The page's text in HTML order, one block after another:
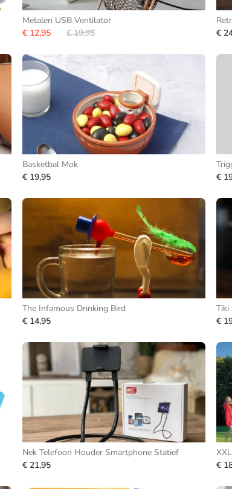
Metalen USB Ventilator
€ 12,95
€ 19,95
€
Basketbal Mok
€ 19,95
€
The Infamous Drinking Bird
€ 14,95
Tiki
€
Nek Telefoon Houder Smartphone Statief
€ 21,95
€